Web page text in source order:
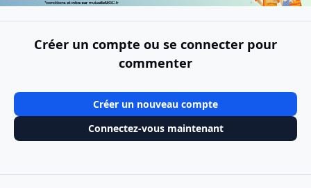
Créer un compte ou se connecter pour
commenter
Créer un nouveau compte
Connectez-vous maintenant